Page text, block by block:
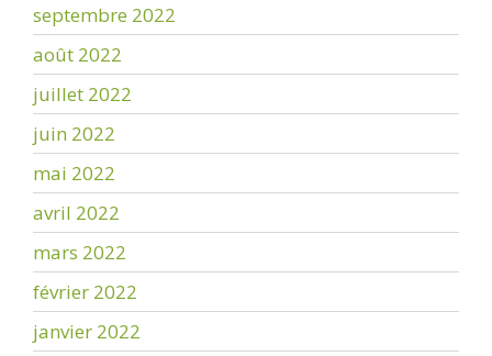
septembre 2022
août 2022
juillet 2022
juin 2022
mai 2022
avril 2022
mars 2022
février 2022
janvier 2022